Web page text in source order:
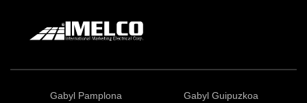
Gabyl Pamplona Gabyl Guipuzkoa